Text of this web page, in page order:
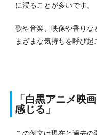
に浸ることが多いです。
歌や音楽、映像や香りな
まざまな気持ちを呼び起
「白黒アニメ映
感じる」
この例文は現在と過去の